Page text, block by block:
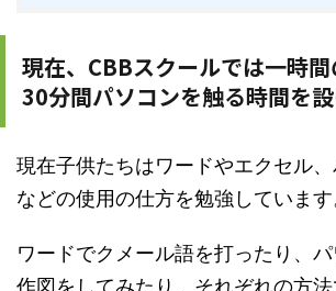
現在、CBBスクールでは一時
30分間パソコンを触る時間を設
現在子供たちはワードやエクセル
などの使用の仕方を勉強しています
ワードでクメール語を打ったり、
作図をしてみたり、それぞれの方